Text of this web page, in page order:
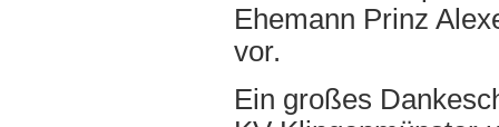
Ehemann Prinz
vor.
Ein großes